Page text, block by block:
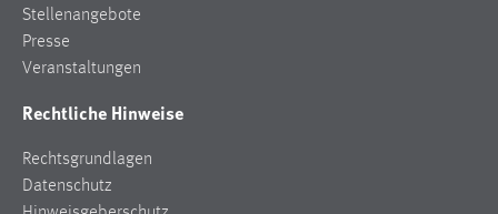
Stellenangebote
Presse
Veranstaltungen
Rechtliche Hinweise
Rechtsgrundlagen
Datenschutz